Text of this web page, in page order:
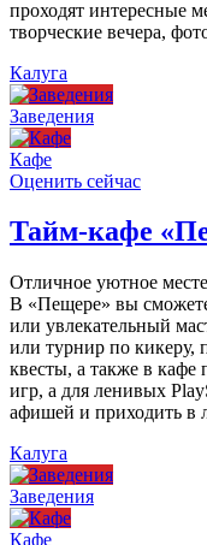
проходят интересные
творческие вечера,
Калуга
Заведения
Кафе
Оценить сейчас
Тайм-кафе
Отличное уютное
В «Пещере» вы
или увлекательный
или турнир по кикеру,
квесты, а также в кафе
игр, а для ленивых
афишей и приходить в
Калуга
Заведения
Кафе